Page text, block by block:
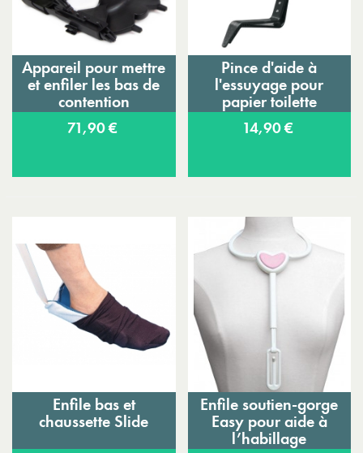
Appareil pour mettre
et enfiler les bas de
contention
71,90 €
Pince d'aide à
l'essuyage pour
papier toilette
14,90 €
Enfile bas et
chaussette Slide
Enfile soutien-gorge
Easy pour aide à
l’habillage